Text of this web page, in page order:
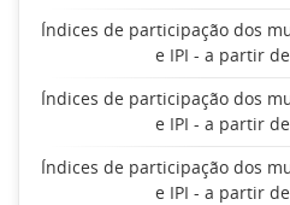
Índices de participação dos
e IPI - a partir
Índices de participação dos
e IPI - a partir
Índices de participação dos
e IPI - a partir